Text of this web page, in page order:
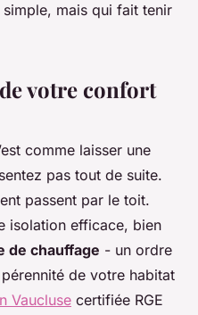
mais qui fait tenir
votre confort
comme laisser une
pas tout de suite.
passent par le toit.
isolation efficace, bien
de chauffage - un ordre
de votre habitat
Vaucluse certifiée RGE